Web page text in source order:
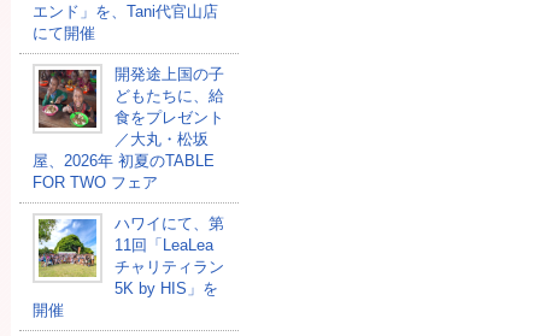
エンド」を、Tani代官山店
にて開催
開発途上国の⼦
どもたちに、給
⾷をプレゼント
／大丸・松坂
屋、2026年 初夏のTABLE
FOR TWO フェア
ハワイにて、第
11回「LeaLea
チャリティラン
5K by HIS」を
開催